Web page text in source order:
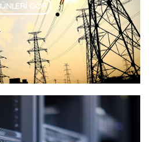
GÖR